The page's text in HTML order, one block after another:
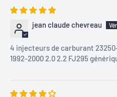
jean claude chevreau
4 injecteurs de carburant
1992-2000 2.0 2.2 FJ295